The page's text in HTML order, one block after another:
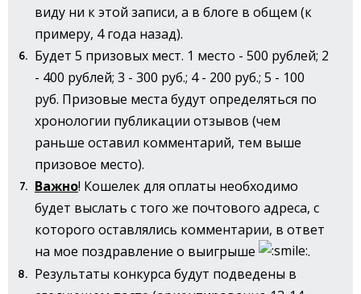
виду ни к этой записи, а в блоге в общем (к
примеру, 4 года назад).
Будет 5 призовых мест. 1 место - 500 рублей; 2
- 400 рублей; 3 - 300 руб.; 4 - 200 руб.; 5 - 100
руб. Призовые места будут определяться по
хронологии публикации отзывов (чем
раньше оставил комментарий, тем выше
призовое место).
Важно! Кошелек для оплаты необходимо
будет выслать с того же почтового адреса, с
которого оставлялись комментарии, в ответ
на мое поздравление о выигрыше
.
Результаты конкурса будут подведены в